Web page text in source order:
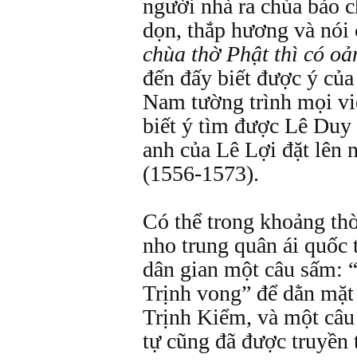
người nhà ra chùa bảo
dọn, thắp hương và nói
chùa thờ Phật thì có
đến đấy biết được ý
Nam tường trình mọi
biết ý tìm được Lê
anh của Lê Lợi đặt lên
(1556-1573).
Có thể trong khoảng
nho trung quân ái quốc
dân gian một câu sấm:
Trịnh vong” để dằn
Trịnh Kiểm, và một
tự cũng đã được truyền